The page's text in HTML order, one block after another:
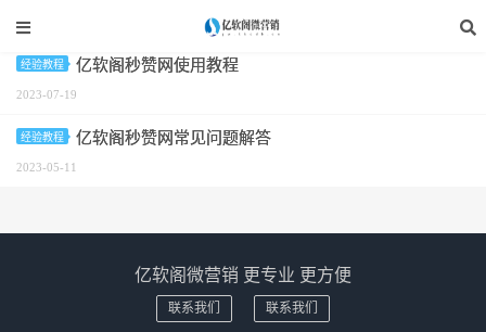
标签：秒赞教程
经验教程 亿软阁秒赞网使用教程
2023-07-19
经验教程 亿软阁秒赞网常见问题解答
2023-05-11
亿软阁微营销 更专业 更方便
联系我们 联系我们